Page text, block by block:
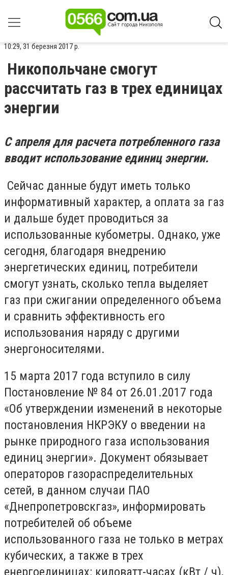
10:29, 31 березня 2017 р.
Никопольчане смогут
рассчитать газ в трех единицах
энергии
C апреля для расчета потребленного газа
вводит использование единиц энергии.
Сейчас данные будут иметь только
информативный характер, а оплата за газ
и дальше будет проводиться за
использованные кубометры. Однако, уже
сегодня, благодаря внедрению
энергетических единиц, потребители
смогут узнать, сколько тепла выделяет
газ при сжигании определенного объема
и сравнить эффективность его
использования наряду с другими
энергоносителями.
15 марта 2017 года вступило в силу
Постановление № 84 от 26.01.2017 года
«Об утверждении изменений в некоторые
постановления НКРЭКУ о введении на
рынке природного газа использования
единиц энергии». Документ обязывает
операторов газораспределительных
сетей, в данном случаи ПАО
«Днепропетровскгаз», информировать
потребителей об объеме
использованного газа не только в метрах
кубических, а также в трех
енергоединицах: киловатт-часах (кВт / ч),